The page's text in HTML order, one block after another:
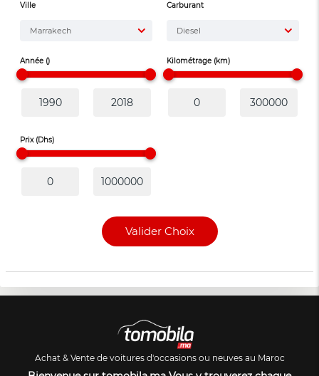
Ville
Marrakech
Carburant
Diesel
Année () Kilométrage (km)
Prix (Dhs)
Valider Choix
Achat & Vente de voitures d'occasions ou neuves au Maroc